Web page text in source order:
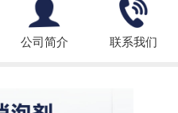
公司简介 联系我们